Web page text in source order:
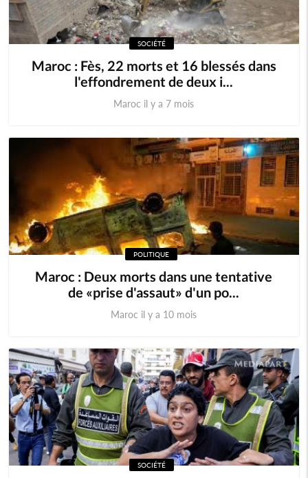
SOCIÉTÉ
Maroc : Fès, 22 morts et 16 blessés dans
l'effondrement de deux i...
Maroc il y a 7 mois
POLITIQUE
Maroc : Deux morts dans une tentative
de «prise d'assaut» d'un po...
Maroc il y a 10 mois
SOCIÉTÉ